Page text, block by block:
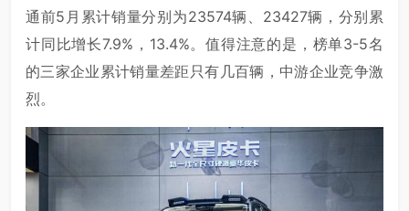
通前5月累计销量分别为23574辆、23427辆，分别累
计同比增长7.9%，13.4%。值得注意的是，榜单3-5名
的三家企业累计销量差距只有几百辆，中游企业竞争激
烈。